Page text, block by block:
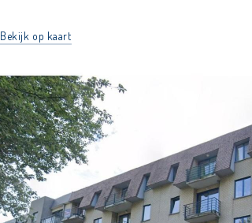
Bekijk op kaart